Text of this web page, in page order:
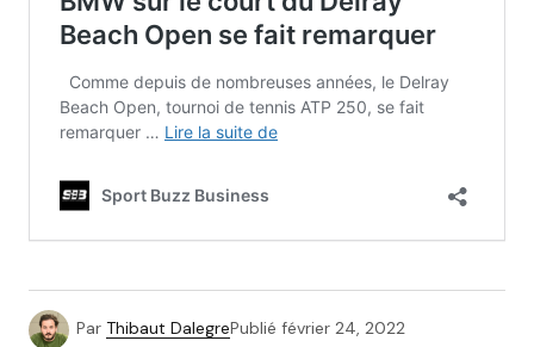
Par Thibaut DalegrePublié février 24, 2022